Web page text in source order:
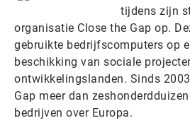
tijdens zijn
organisatie Close the Gap op.
gebruikte bedrijfscomputers op
beschikking van sociale
ontwikkelingslanden. Sinds
Gap meer dan
bedrijven over Europa.